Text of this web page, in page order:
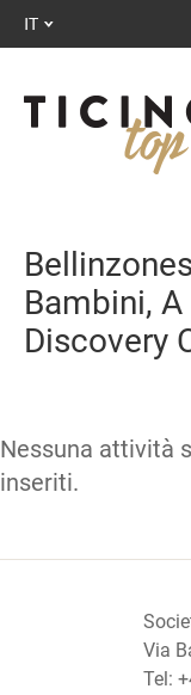
IT
Bambini,
Discovery
Nessuna attività
inseriti.
Via
Tel: